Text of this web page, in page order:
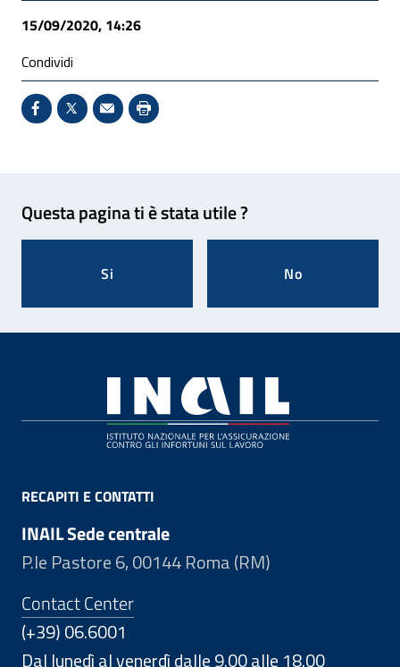
15/09/2020, 14:26
Condividi
Condividi su Facebook - Sito esterno - Apertura in
X - Sito esterno - Apertura in nuova finestra
Invio Mail: apre il programma di posta
Stampa pagina: scelta meno
Questa pagina ti è stata utile ?
Si No
RECAPITI E CONTATTI
INAIL Sede centrale
P.le Pastore 6, 00144 Roma (RM)
Contact Center
(+39) 06.6001
Dal lunedì al venerdì dalle 9.00 alle 18.00